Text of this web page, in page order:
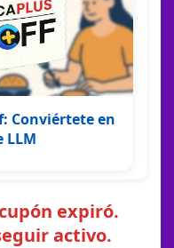
Conviértete en
LLM
expiró.
activo.